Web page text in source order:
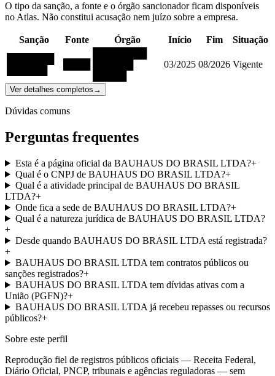
O tipo da sanção, a fonte e o órgão sancionador ficam disponíveis
no Atlas. Não constitui acusação nem juízo sobre a empresa.
Sanção Fonte Órgão Início Fim
Situação
03/2025 08/2026 Vigente
Ver detalhes completos →
Dúvidas comuns
Perguntas frequentes
Esta é a página oficial da BAUHAUS DO BRASIL LTDA?+
Qual é o CNPJ de BAUHAUS DO BRASIL LTDA?+
Qual é a atividade principal de BAUHAUS DO BRASIL
LTDA?+
Onde fica a sede de BAUHAUS DO BRASIL LTDA?+
Qual é a natureza jurídica de BAUHAUS DO BRASIL LTDA?
+
Desde quando BAUHAUS DO BRASIL LTDA está registrada?
+
BAUHAUS DO BRASIL LTDA tem contratos públicos ou
sanções registrados?+
BAUHAUS DO BRASIL LTDA tem dívidas ativas com a
União (PGFN)?+
BAUHAUS DO BRASIL LTDA já recebeu repasses ou recursos
públicos?+
Sobre este perfil
Reprodução fiel de registros públicos oficiais — Receita Federal,
Diário Oficial, PNCP, tribunais e agências reguladoras — sem